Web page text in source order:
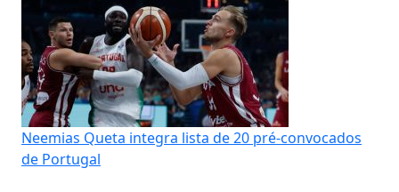
Neemias Queta integra lista de 20 pré-convocados
de Portugal